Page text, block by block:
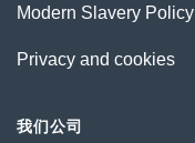
Modern Slavery Policy
Privacy and cookies
我们公司